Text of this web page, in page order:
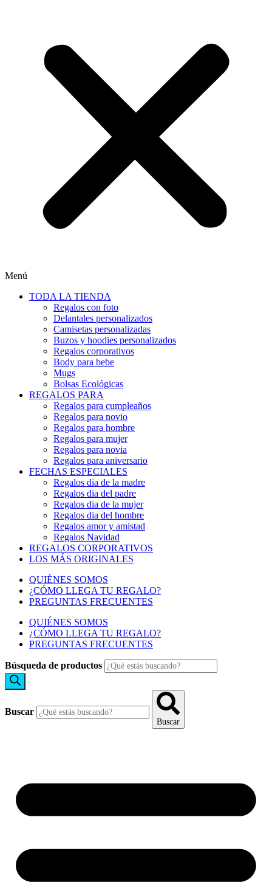
Menú
TODA LA TIENDA
Regalos con foto
Delantales personalizados
Camisetas personalizadas
Buzos y hoodies personalizados
Regalos corporativos
Body para bebe
Mugs
Bolsas Ecológicas
REGALOS PARA
Regalos para cumpleaños
Regalos para novio
Regalos para hombre
Regalos para mujer
Regalos para novia
Regalos para aniversario
FECHAS ESPECIALES
Regalos dia de la madre
Regalos dia del padre
Regalos dia de la mujer
Regalos dia del hombre
Regalos amor y amistad
Regalos Navidad
REGALOS CORPORATIVOS
LOS MÁS ORIGINALES
QUIÉNES SOMOS
¿CÓMO LLEGA TU REGALO?
PREGUNTAS FRECUENTES
QUIÉNES SOMOS
¿CÓMO LLEGA TU REGALO?
PREGUNTAS FRECUENTES
Búsqueda de productos
Buscar
Buscar